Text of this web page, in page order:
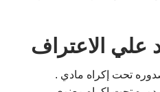
علي الاعتراف